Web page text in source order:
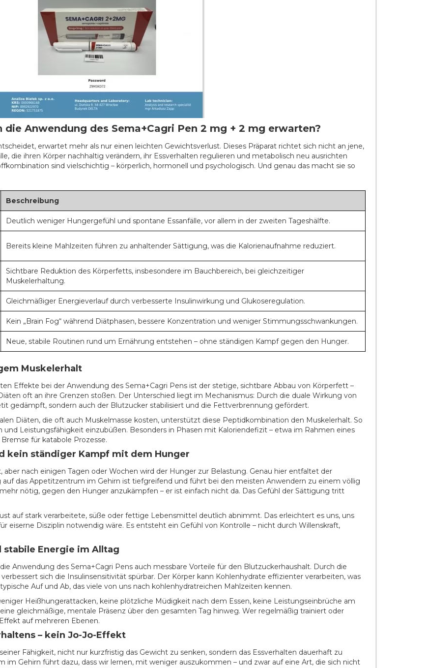
Anwendung des Sema+Cagri Pen 2 mg + 2 mg erwarten?
erwartet mehr als nur einen leichten Gewichtsverlust. Dieses Präparat richtet sich nicht an jene,
die ihren Körper nachhaltig verändern, ihr Essverhalten regulieren und metabolisch neu ausrichten
sind vielschichtig – körperlich, hormonell und psychologisch. Und genau das macht sie so
Beschreibung
Deutlich weniger Hungergefühl und spontane Essanfälle, vor allem in der zweiten Tageshälfte.
Bereits kleine Mahlzeiten führen zu anhaltender Sättigung, was die Kalorienaufnahme reduziert.
Sichtbare Reduktion des Körperfetts, insbesondere im Bauchbereich, bei gleichzeitiger
Muskelerhaltung.
Gleichmäßiger Energieverlauf durch verbesserte Insulinwirkung und Glukoseregulation.
Kein „Brain Fog“ während Diätphasen, bessere Konzentration und weniger Stimmungsschwankungen.
Neue, stabile Routinen rund um Ernährung entstehen – ohne ständigen Kampf gegen den Hunger.
Muskelerhalt
Effekte bei der Anwendung des Sema+Cagri Pens ist der stetige, sichtbare Abbau von Körperfett –
oft an ihre Grenzen stoßen. Der Unterschied liegt im Mechanismus: Durch die duale Wirkung von
gedämpft, sondern auch der Blutzucker stabilisiert und die Fettverbrennung gefördert.
Diäten, die oft auch Muskelmasse kosten, unterstützt diese Peptidkombination den Muskelerhalt. So
und Leistungsfähigkeit einzubüßen. Besonders in Phasen mit Kaloriendefizit – etwa im Rahmen eines
für katabole Prozesse.
kein ständiger Kampf mit dem Hunger
nach einigen Tagen oder Wochen wird der Hunger zur Belastung. Genau hier entfaltet der
auf das Appetitzentrum im Gehirn ist tiefgreifend und führt bei den meisten Anwendern zu einem völlig
nötig, gegen den Hunger anzukämpfen – er ist einfach nicht da. Das Gefühl der Sättigung tritt
auf stark verarbeitete, süße oder fettige Lebensmittel deutlich abnimmt. Das erleichtert es uns, uns
eiserne Disziplin notwendig wäre. Es entsteht ein Gefühl von Kontrolle – nicht durch Willenskraft,
Energie im Alltag
Anwendung des Sema+Cagri Pens auch messbare Vorteile für den Blutzuckerhaushalt. Durch die
sich die Insulinsensitivität spürbar. Der Körper kann Kohlenhydrate effizienter verarbeiten, was
Auf und Ab, das viele von uns nach kohlenhydratreichen Mahlzeiten kennen.
Heißhungerattacken, keine plötzliche Müdigkeit nach dem Essen, keine Leistungseinbrüche am
gleichmäßige, mentale Präsenz über den gesamten Tag hinweg. Wer regelmäßig trainiert oder
auf mehreren Ebenen.
– kein Jo-Jo-Effekt
Fähigkeit, nicht nur kurzfristig das Gewicht zu senken, sondern das Essverhalten dauerhaft zu
im Gehirn führt dazu, dass wir lernen, mit weniger auszukommen – und zwar auf eine Art, die sich nicht